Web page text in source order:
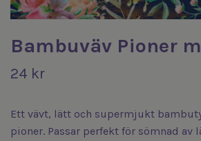
Bambuväv Pioner
24 kr
Ett vävt, lätt och supermjukt
pioner. Passar perfekt för sömnad av